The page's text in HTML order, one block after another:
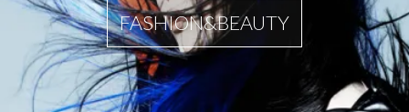
FASHION&BEAUTY